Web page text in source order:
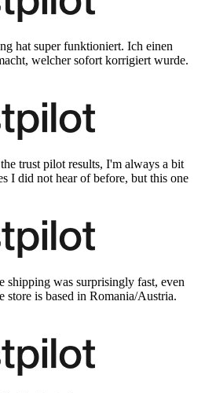
hat super funktioniert. Ich einen
welcher sofort korrigiert wurde.
trust pilot results, I'm always a bit
I did not hear of before, but this one
shipping was surprisingly fast, even
store is based in Romania/Austria.